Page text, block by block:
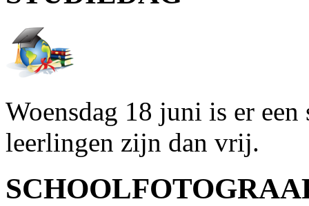
Woensdag 18 juni is er
leerlingen zijn dan vrij.